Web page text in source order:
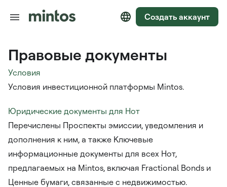
Создать аккаунт
Правовые документы
Условия
Условия инвестиционной платформы Mintos.
Юридические документы для Нот
Перечислены Проспекты эмиссии, уведомления и
дополнения к ним, а также Ключевые
информационные документы для всех Нот,
предлагаемых на Mintos, включая Fractional Bonds и
Ценные бумаги, связанные с недвижимостью.